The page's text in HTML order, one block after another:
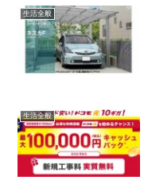
生活全般
生活全般